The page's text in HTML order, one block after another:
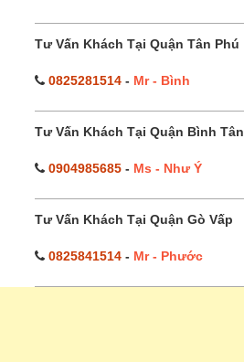
Tư Vấn Khách Tại Quận Tân Phú
0825281514 - Mr - Bình
Tư Vấn Khách Tại Quận Bình Tân
0904985685 - Ms - Như Ý
Tư Vấn Khách Tại Quận Gò Vấp
0825841514 - Mr - Phước